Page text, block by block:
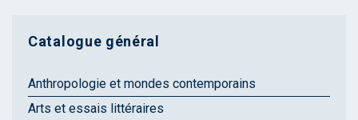
Catalogue général
Anthropologie et mondes contemporains
Arts et essais littéraires